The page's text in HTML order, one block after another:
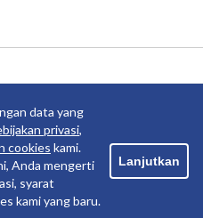
data yang
privasi,
cookies kami.
Anda mengerti
syarat
kami yang baru.
Lanjutkan